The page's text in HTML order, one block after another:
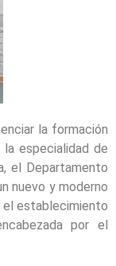
la formación
especialidad de
el Departamento
nuevo y moderno
el establecimiento
por el